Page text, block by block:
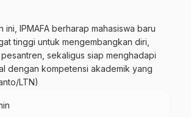
ini, IPMAFA berharap mahasiswa baru
tinggi untuk mengembangkan diri,
sekaligus siap menghadapi
dengan kompetensi akademik yang
LTN)